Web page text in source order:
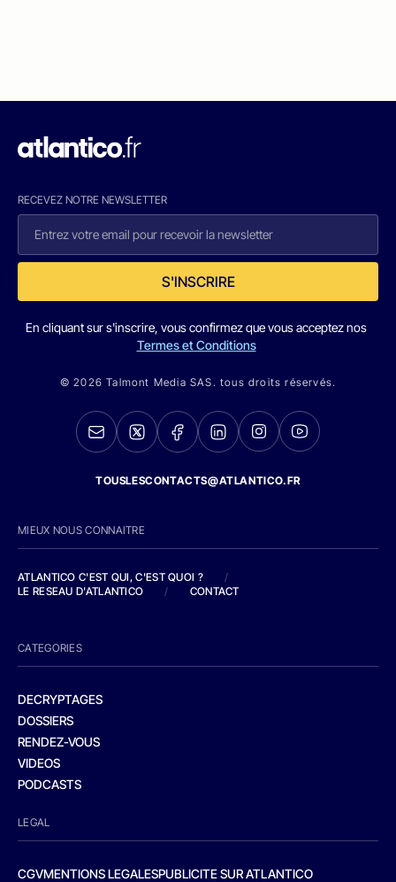
RECEVEZ NOTRE NEWSLETTER
S'INSCRIRE
En cliquant sur s'inscrire, vous confirmez que vous acceptez nos
Termes et Conditions
© 2026 Talmont Media SAS. tous droits réservés.
TOUSLESCONTACTS@ATLANTICO.FR
MIEUX NOUS CONNAITRE
ATLANTICO C'EST QUI, C'EST QUOI ?
/
LE RESEAU D'ATLANTICO
/ CONTACT
CATEGORIES
DECRYPTAGES
DOSSIERS
RENDEZ-VOUS
VIDEOS
PODCASTS
LEGAL
CGVMENTIONS LEGALESPUBLICITE SUR ATLANTICO